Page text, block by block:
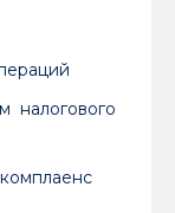
налогового